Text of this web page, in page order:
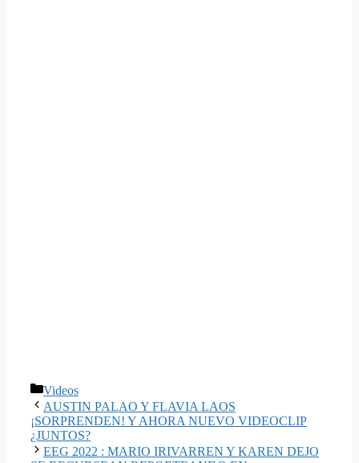
Categorías
Videos
AUSTIN PALAO Y FLAVIA LAOS
¡SORPRENDEN! Y AHORA NUEVO VIDEOCLIP
¿JUNTOS?
EEG 2022 : MARIO IRIVARREN Y KAREN DEJO